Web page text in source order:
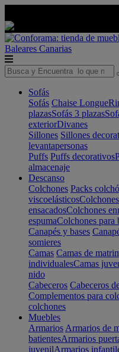
Baleares Canarias
Sofás
Sofás Chaise Longue
plazasSofás 3 plazas
exteriorDivanes
Sillones Sillones
levantapersonas
Puffs Puffs decorativos
almacenaje
Descanso
Colchones Packs
viscoelásticos
ensacadosColchones
espumaColchones para
Canapés y bases
somieres
Camas Camas de
individualesCamas
nido
Cabeceros Cabeceros
Complementos para
colchones
Muebles
Armarios Armarios de
batientesArmarios
juvenilArmarios